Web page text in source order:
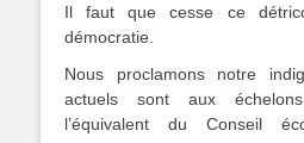
Il faut que cesse ce
démocratie.
Nous proclamons notre
actuels sont aux
l’équivalent du Conseil